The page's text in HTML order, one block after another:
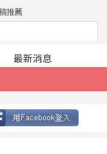
推薦
最新消息